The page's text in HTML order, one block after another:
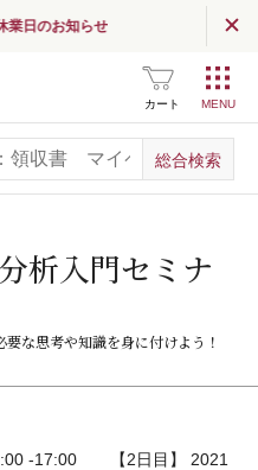
日のお知らせ
カート
析入門セミナ
な思考や知識を身に付けよう！
-17:00 【2日目】 2021